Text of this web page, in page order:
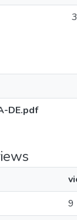
3
DE.pdf
9